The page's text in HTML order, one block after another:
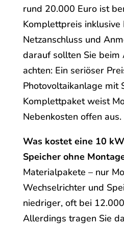
rund 20.000 Euro ist
Komplettpreis inklusive
Netzanschluss und
darauf sollten Sie beim
achten: Ein seriöser
Photovoltaikanlage mit
Komplettpaket weist
Nebenkosten offen aus.
Was kostet eine 10
Speicher ohne
Materialpakete – nur
Wechselrichter und
niedriger, oft bei
Allerdings tragen Sie